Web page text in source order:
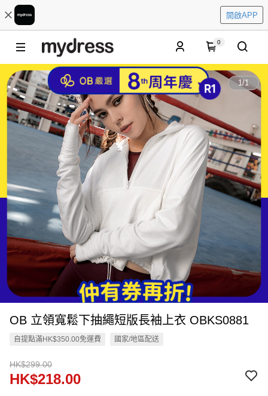
開啟APP
0
1/1
OB 立領寬鬆下抽繩短版長袖上衣 OBKS0881
自提點滿HK$350.00免運費 國家/地區配送
HK$299.00
HK$218.00